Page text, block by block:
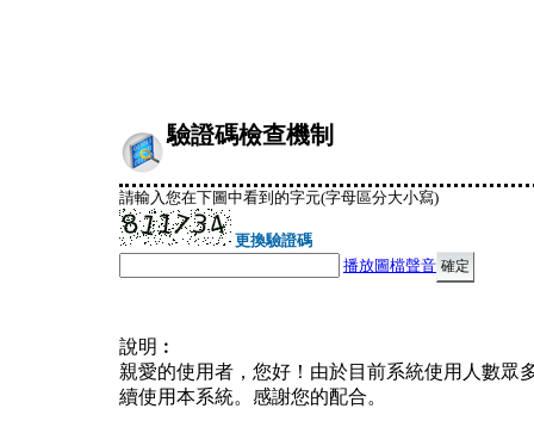
驗證碼檢查機制
請輸入您在下圖中看到的字元(字母區分大小寫)
更換驗證碼
播放圖檔聲音
說明︰
親愛的使用者，您好！由於目前系統使用人數眾
續使用本系統。感謝您的配合。